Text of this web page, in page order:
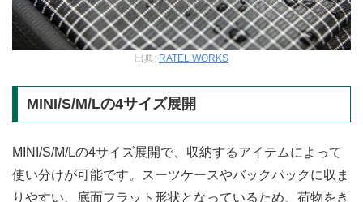
出典: RATEL WORKS
MINI/S/M/Lの4サイズ展開
MINI/S/M/Lの4サイズ展開で、収納するアイテムによって
使い分けが可能です。スーツケースやバックパックに収ま
りやすい、底面フラット形状となっているため、荷物をき